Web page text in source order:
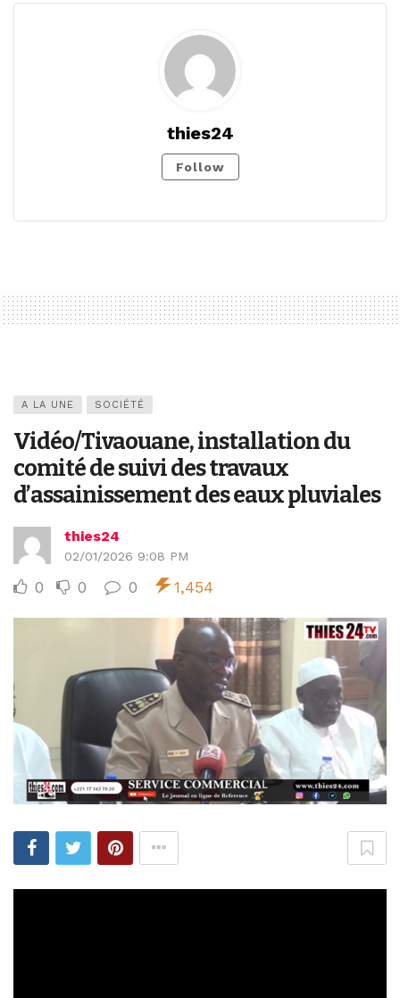
thies24
Follow
A LA UNE SOCIÉTÉ
Vidéo/Tivaouane, installation du
comité de suivi des travaux
d’assainissement des eaux pluviales
thies24
02/01/2026 9:08 PM
0 0 0 1,454